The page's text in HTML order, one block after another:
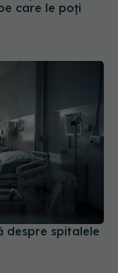
despre spitalele